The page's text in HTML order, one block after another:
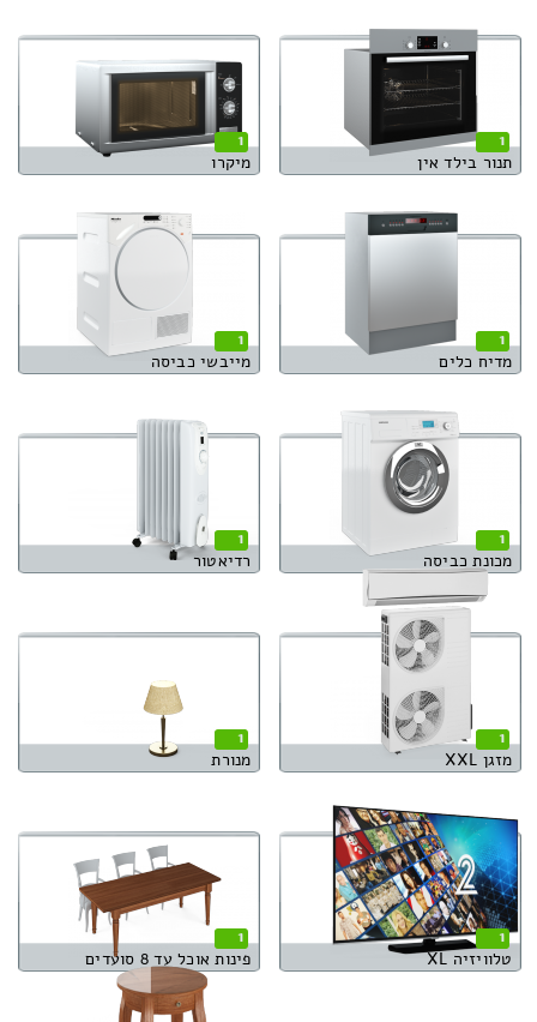
1
תנור בילד אין
1
מיקרו
1
מדיח כלים
1
מייבשי כביסה
1
מכונת כביסה
1
רדיאטור
1
מזגן XXL
1
מנורת
1
טלוויזיה XL
1
פינות אוכל עד 8 סועדים